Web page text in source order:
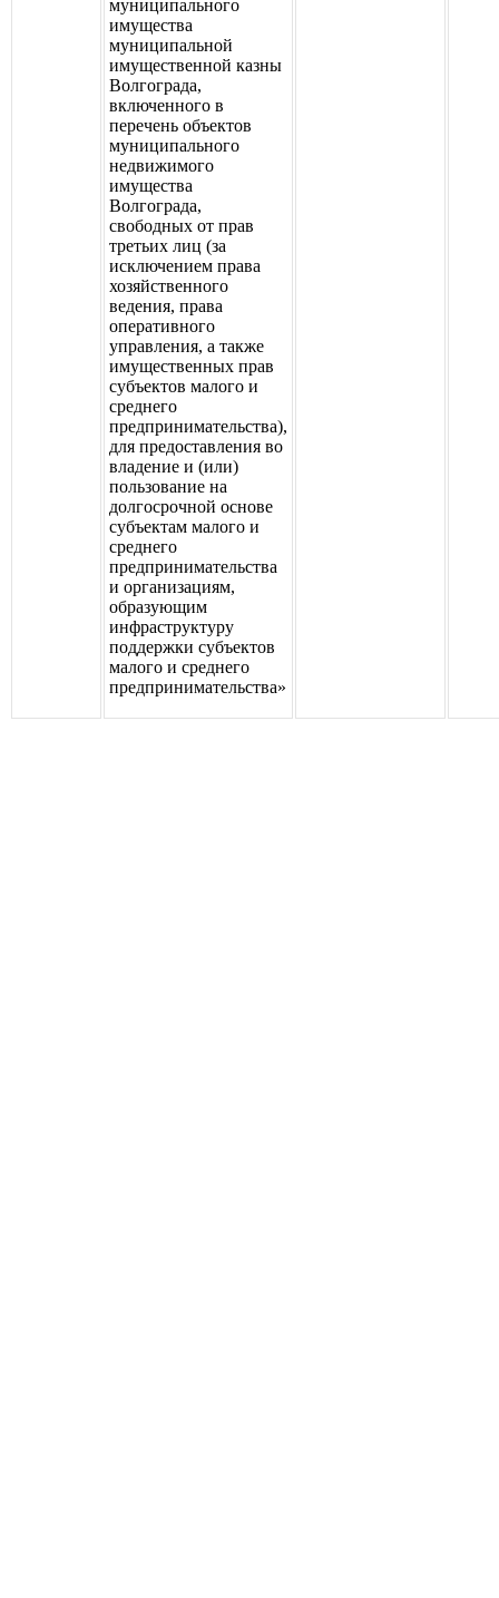
муниципального
имущества
муниципальной
имущественной казны
Волгограда,
включенного в
перечень объектов
муниципального
недвижимого
имущества
Волгограда,
свободных от прав
третьих лиц (за
исключением права
хозяйственного
ведения, права
оперативного
управления, а также
имущественных прав
субъектов малого и
среднего
предпринимательства),
для предоставления во
владение и (или)
пользование на
долгосрочной основе
субъектам малого и
среднего
предпринимательства
и организациям,
образующим
инфраструктуру
поддержки субъектов
малого и среднего
предпринимательства»